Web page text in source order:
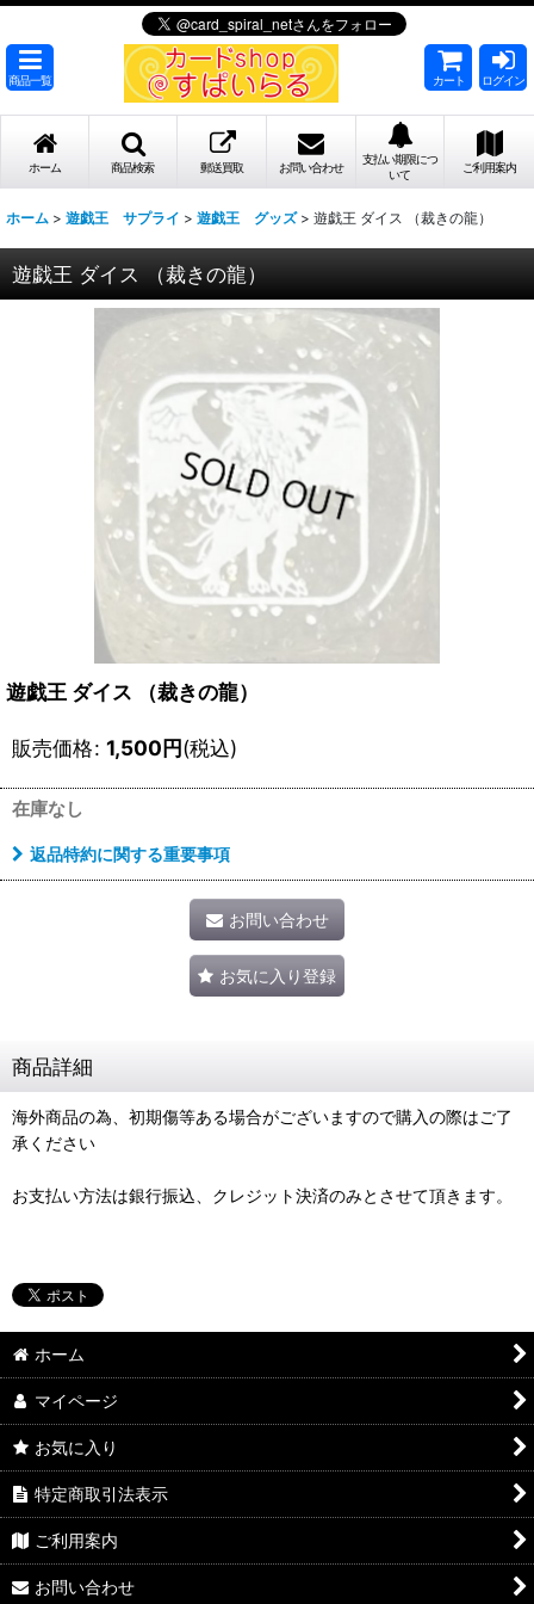
商品一覧 カート ログイン
ホーム 商品検索 郵送買取 お問い合わせ
支払い期限につ
いて
ご利用案内
ホーム > 遊戯王 サプライ > 遊戯王 グッズ > 遊戯王 ダイス （裁きの龍）
遊戯王 ダイス （裁きの龍）
遊戯王 ダイス （裁きの龍）
販売価格: 1,500円(税込)
在庫なし
返品特約に関する重要事項
お問い合わせ
お気に入り登録
商品詳細
海外商品の為、初期傷等ある場合がございますので購入の際はご了
承ください
お支払い方法は銀行振込、クレジット決済のみとさせて頂きます。
ホーム
マイページ
お気に入り
特定商取引法表示
ご利用案内
お問い合わせ